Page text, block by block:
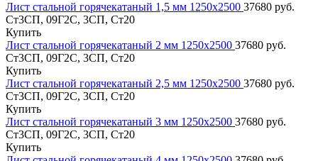
Лист стальной горячекатаный 1,5 мм 1250х2500 37680 руб.
Ст3СП, 09Г2С, 3СП, Ст20
Купить
Лист стальной горячекатаный 2 мм 1250х2500 37680 руб.
Ст3СП, 09Г2С, 3СП, Ст20
Купить
Лист стальной горячекатаный 2,5 мм 1250х2500 37680 руб.
Ст3СП, 09Г2С, 3СП, Ст20
Купить
Лист стальной горячекатаный 3 мм 1250х2500 37680 руб.
Ст3СП, 09Г2С, 3СП, Ст20
Купить